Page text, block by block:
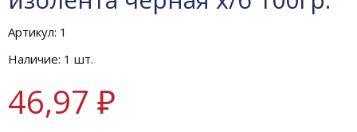
Артикул: 1
Наличие: 1 шт.
46,97 ₽